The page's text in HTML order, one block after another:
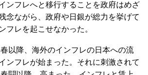
ンフレへと移行することを政府はめざ
念ながら、政府や日銀が総力を挙げて
フレを起こせなかった。
以降、海外のインフレの日本への流
ンフレが始まった。それに刺激されて